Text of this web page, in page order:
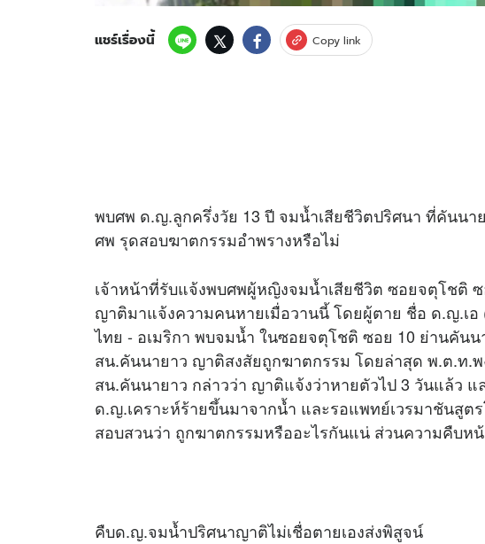
แชร์เรื่องนี้ Copy link
พบศพ ด.ญ.ลูกครึ่งวัย 13 ปี จมน้ำเสียชีวิตปริศนา ที่คันนา
ศพ รุดสอบฆาตกรรมอำพรางหรือไม่
เจ้าหน้าที่รับแจ้งพบศพผู้หญิงจมน้ำเสียชีวิต ซอยจตุโชติ
ญาติมาแจ้งความคนหายเมื่อวานนี้ โดยผู้ตาย ชื่อ ด.ญ.เอ
ไทย - อเมริกา พบจมน้ำ ในซอยจตุโชติ ซอย 10 ย่านคัน
สน.คันนายาว ญาติสงสัยถูกฆาตกรรม โดยล่าสุด พ.ต.ท.
สน.คันนายาว กล่าวว่า ญาติแจ้งว่าหายตัวไป 3 วันแล้ว
ด.ญ.เคราะห์ร้ายขึ้นมาจากน้ำ และรอแพทย์เวรมาชันสูต
สอบสวนว่า ถูกฆาตกรรมหรืออะไรกันแน่ ส่วนความคืบห
คืบด.ญ.จมน้ำปริศนาญาติไม่เชื่อตายเองส่งพิสูจน์